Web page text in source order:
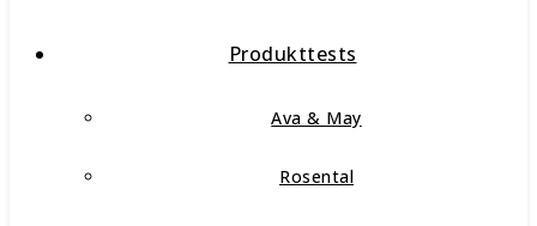
Produkttests
Ava & May
Rosental